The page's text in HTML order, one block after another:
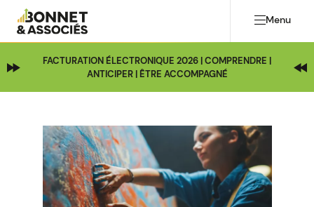
Menu
FACTURATION ÉLECTRONIQUE 2026 | COMPRENDRE |
ANTICIPER | ÊTRE ACCOMPAGNÉ